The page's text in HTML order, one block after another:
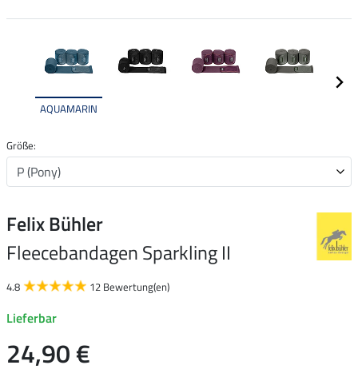
AQUAMARIN
Größe:
Felix Bühler
Fleecebandagen Sparkling II
4.8 12 Bewertung(en)
Lieferbar
24,90 €